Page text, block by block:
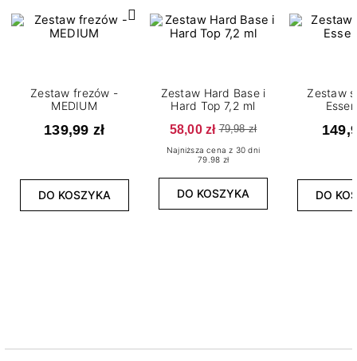
Zestaw frezów -
MEDIUM
139,99 zł
DO KOSZYKA
Zestaw Hard Base i
Hard Top 7,2 ml
58,00 zł 79,98 zł
Najniższa cena z 30 dni
79.98 zł
DO KOSZYKA
Zestaw
DO